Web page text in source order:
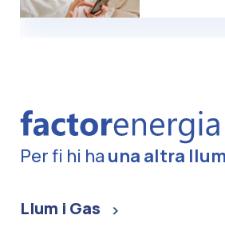
Per fi hi ha una altra llum
Llum i Gas